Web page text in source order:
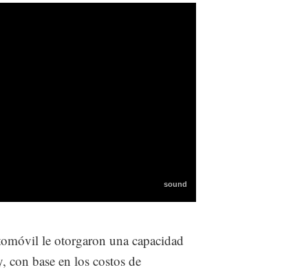
le otorgaron una capacidad
base en los costos de